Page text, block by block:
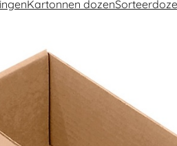
Kartonnen dozen